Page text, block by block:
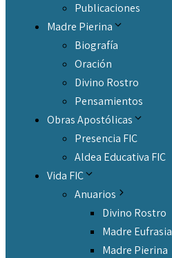
Publicaciones
Madre Pierina
Biografía
Oración
Divino Rostro
Pensamientos
Obras Apostólicas
Presencia FIC
Aldea Educativa FIC
Vida FIC
Anuarios
Divino Rostro
Madre Eufrasia
Madre Pierina